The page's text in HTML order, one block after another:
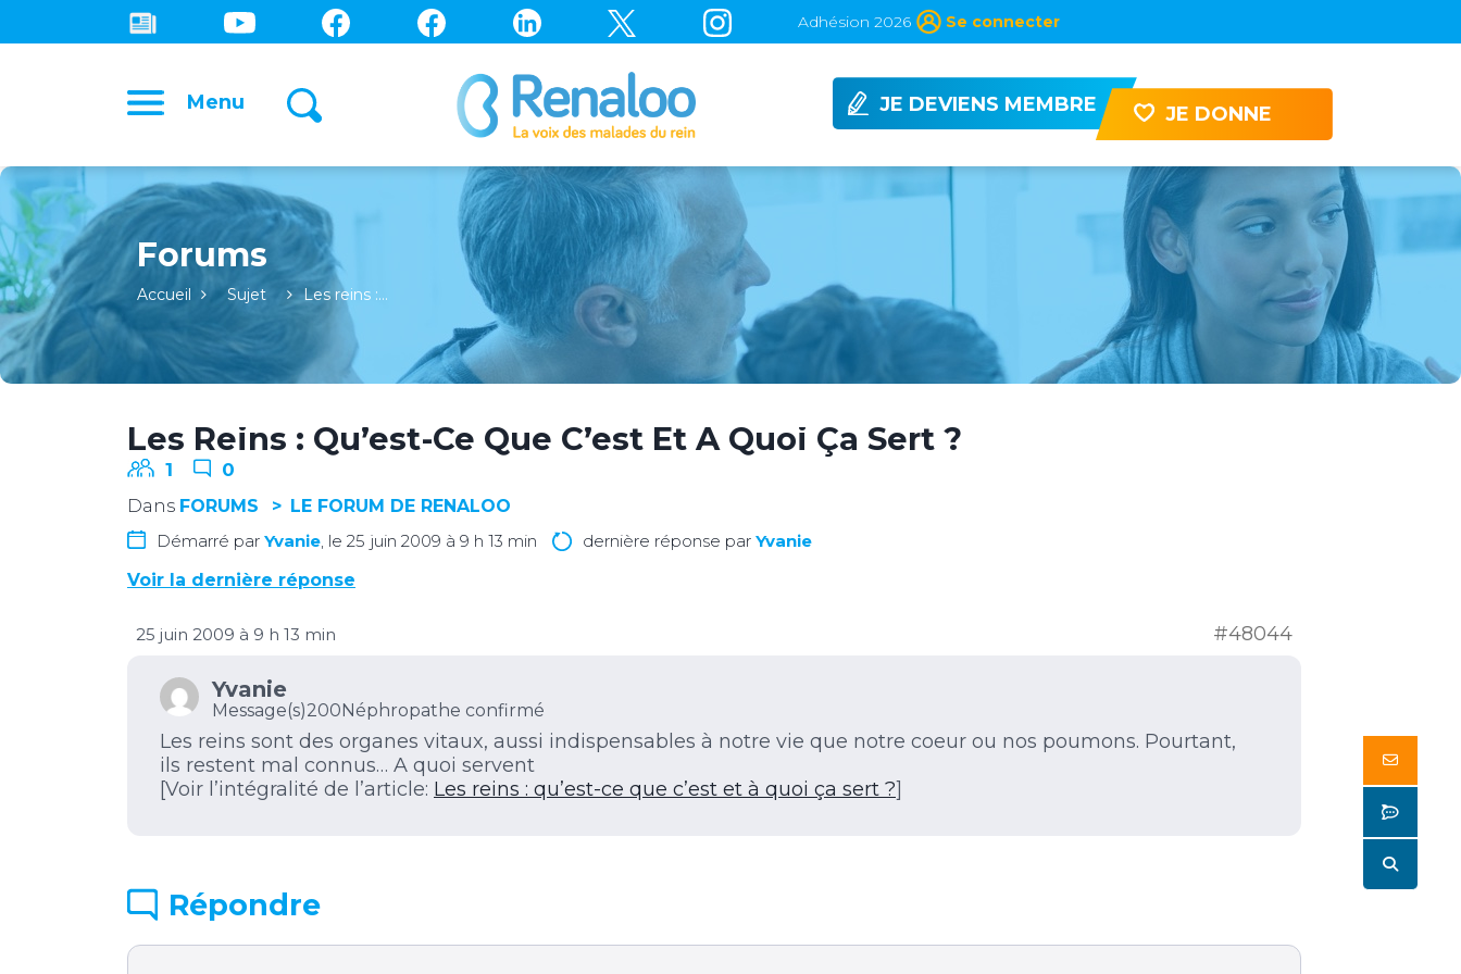
Adhésion 2026 Se connecter
Menu JE DEVIENS MEMBRE JE DONNE
Forums
Accueil Sujet Les reins :…
Les Reins : Qu’est-Ce Que C’est Et À Quoi Ça Sert ?
1 0
Dans FORUMS
LE FORUM DE RENALOO
Démarré par Yvanie, le 25 juin 2009 à 9 h 13 min dernière réponse par Yvanie
Voir la dernière réponse
25 juin 2009 à 9 h 13 min #48044
Yvanie
Message(s)200 Néphropathe confirmé
Les reins sont des organes vitaux, aussi indispensables à notre vie que notre coeur ou nos poumons. Pourtant,
ils restent mal connus… A quoi servent
[Voir l’intégralité de l’article: Les reins : qu’est-ce que c’est et à quoi ça sert ?]
Répondre